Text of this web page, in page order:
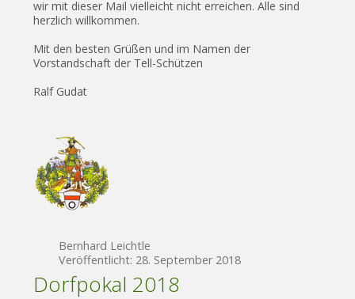
wir mit dieser Mail vielleicht nicht erreichen. Alle sind
herzlich willkommen.
Mit den besten Grüßen und im Namen der
Vorstandschaft der Tell-Schützen
Ralf Gudat
Bernhard Leichtle
Veröffentlicht: 28. September 2018
Dorfpokal 2018